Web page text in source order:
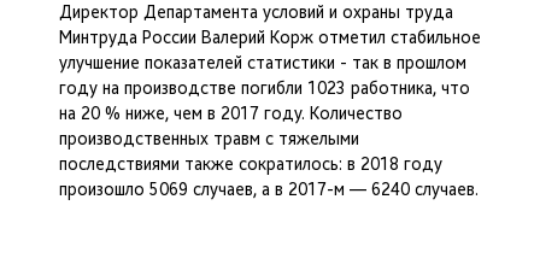
Директор Департамента условий и охраны труда
Минтруда России Валерий Корж отметил стабильное
улучшение показателей статистики - так в прошлом
году на производстве погибли 1023 работника, что
на 20 % ниже, чем в 2017 году. Количество
производственных травм с тяжелыми
последствиями также сократилось: в 2018 году
произошло 5069 случаев, а в 2017-м — 6240 случаев.